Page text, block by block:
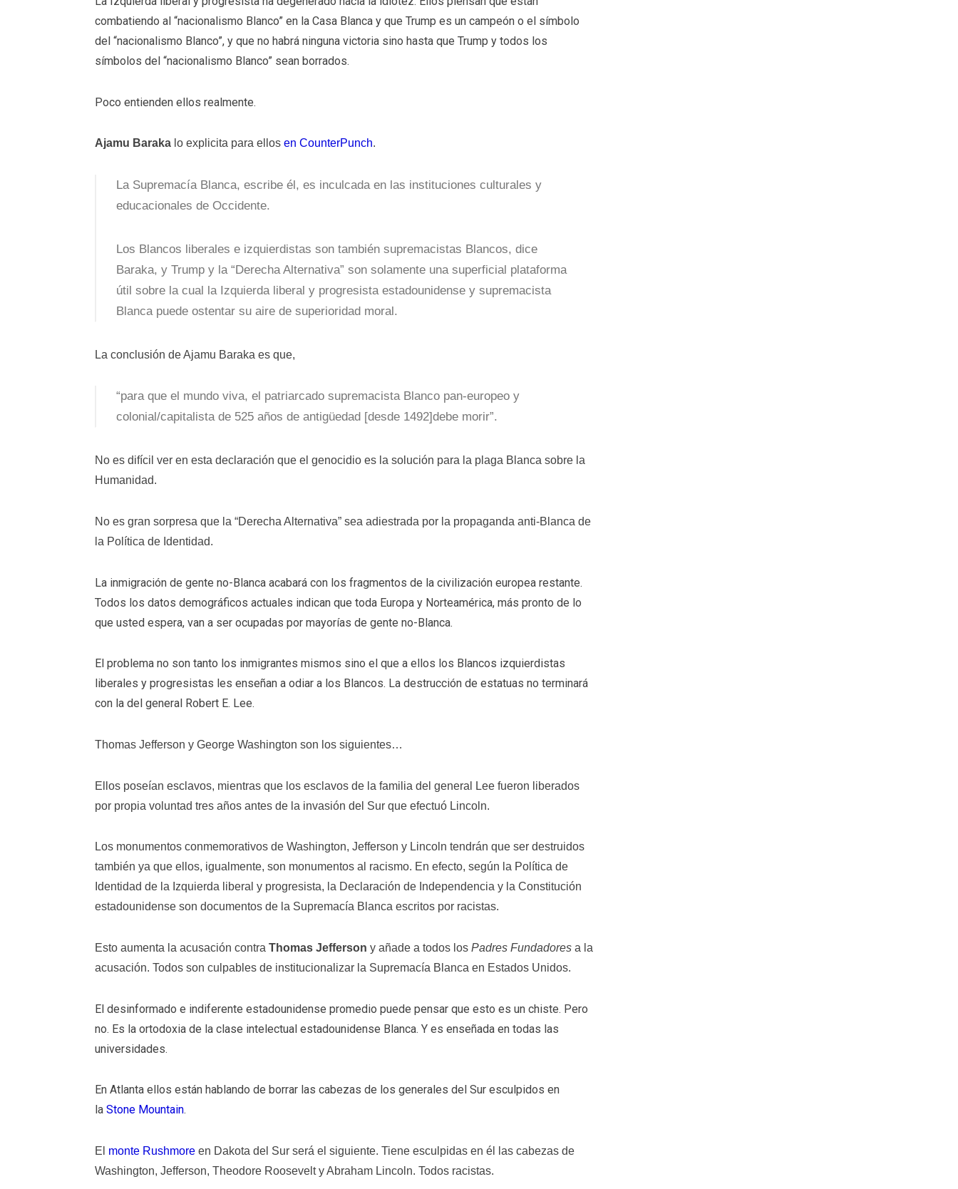
combatiendo al “nacionalismo Blanco” en la Casa Blanca y que Trump es un campeón o el símbolo
del “nacionalismo Blanco”, y que no habrá ninguna victoria sino hasta que Trump y todos los
símbolos del “nacionalismo Blanco” sean borrados.
Poco entienden ellos realmente.
Ajamu Baraka lo explicita para ellos en CounterPunch.
La Supremacía Blanca, escribe él, es inculcada en las instituciones culturales y
educacionales de Occidente.
Los Blancos liberales e izquierdistas son también supremacistas Blancos, dice
Baraka, y Trump y la “Derecha Alternativa” son solamente una superficial plataforma
útil sobre la cual la Izquierda liberal y progresista estadounidense y supremacista
Blanca puede ostentar su aire de superioridad moral.
La conclusión de Ajamu Baraka es que,
“para que el mundo viva, el patriarcado supremacista Blanco pan-europeo y
colonial/capitalista de 525 años de antigüedad [desde 1492]debe morir”.
No es difícil ver en esta declaración que el genocidio es la solución para la plaga Blanca sobre la
Humanidad.
No es gran sorpresa que la “Derecha Alternativa” sea adiestrada por la propaganda anti-Blanca de
la Política de Identidad.
La inmigración de gente no-Blanca acabará con los fragmentos de la civilización europea restante.
Todos los datos demográficos actuales indican que toda Europa y Norteamérica, más pronto de lo
que usted espera, van a ser ocupadas por mayorías de gente no-Blanca.
El problema no son tanto los inmigrantes mismos sino el que a ellos los Blancos izquierdistas
liberales y progresistas les enseñan a odiar a los Blancos. La destrucción de estatuas no terminará
con la del general Robert E. Lee.
Thomas Jefferson y George Washington son los siguientes…
Ellos poseían esclavos, mientras que los esclavos de la familia del general Lee fueron liberados
por propia voluntad tres años antes de la invasión del Sur que efectuó Lincoln.
Los monumentos conmemorativos de Washington, Jefferson y Lincoln tendrán que ser destruidos
también ya que ellos, igualmente, son monumentos al racismo. En efecto, según la Política de
Identidad de la Izquierda liberal y progresista, la Declaración de Independencia y la Constitución
estadounidense son documentos de la Supremacía Blanca escritos por racistas.
Esto aumenta la acusación contra Thomas Jefferson y añade a todos los Padres Fundadores a la
acusación. Todos son culpables de institucionalizar la Supremacía Blanca en Estados Unidos.
El desinformado e indiferente estadounidense promedio puede pensar que esto es un chiste. Pero
no. Es la ortodoxia de la clase intelectual estadounidense Blanca. Y es enseñada en todas las
universidades.
En Atlanta ellos están hablando de borrar las cabezas de los generales del Sur esculpidos en
la Stone Mountain.
El monte Rushmore en Dakota del Sur será el siguiente. Tiene esculpidas en él las cabezas de
Washington, Jefferson, Theodore Roosevelt y Abraham Lincoln. Todos racistas.